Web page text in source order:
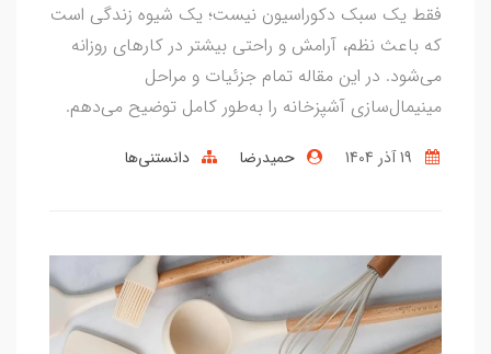
فقط یک سبک دکوراسیون نیست؛ یک شیوه زندگی است
که باعث نظم، آرامش و راحتی بیشتر در کارهای روزانه
می‌شود. در این مقاله تمام جزئیات و مراحل
مینیمال‌سازی آشپزخانه را به‌طور کامل توضیح می‌دهم.
حمیدرضا دانستنی‌ها